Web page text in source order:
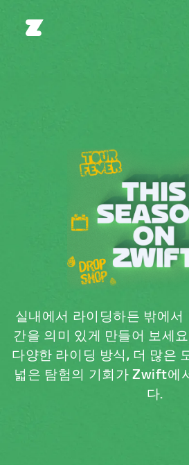
실내에서 라이딩하든 밖에서
간을 의미 있게 만들어 보세
다양한 라이딩 방식, 더 많은
넓은 탐험의 기회가 Zwift에
다.